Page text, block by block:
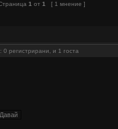
1 от 1 [ 1 мнение ]
регистрирани, и 1 госта